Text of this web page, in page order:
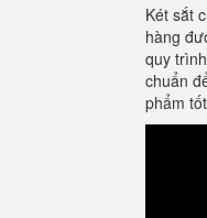
Két sắt
hàng
quy
chuẩn
phẩm